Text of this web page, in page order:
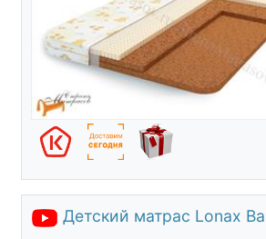
Детский матрас Lonax